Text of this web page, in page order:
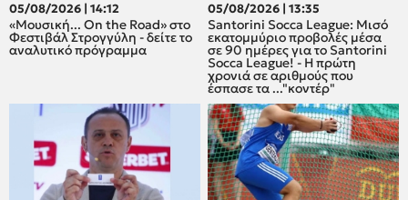
05/08/2026 | 14:12
«Μουσική... On the Road» στο
Φεστιβάλ Στρογγύλη - δείτε το
αναλυτικό πρόγραμμα
05/08/2026 | 13:35
Santorini Socca League: Μισό
εκατομμύριο προβολές μέσα
σε 90 ημέρες για το Santorini
Socca League! - Η πρώτη
χρονιά σε αριθμούς που
έσπασε τα ..."κοντέρ"